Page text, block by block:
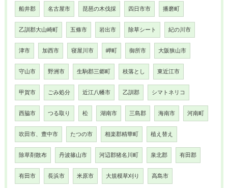
船井郡 名古屋市 琵琶の木伐採 四日市市 播磨町
乙訓郡大山崎町 五條市 岩出市 除草シート 紀の川市
津市 加西市 寝屋川市 岬町 御所市 大阪狭山市
守山市 野洲市 生駒郡三郷町 枝落とし 東近江市
甲賀市 ごみ処分 近江八幡市 乙訓郡 シマトネリコ
西脇市 つる取り 松 湖南市 三島郡 海南市 河南町
吹田市、豊中市 たつの市 相楽郡精華町 植え替え
除草剤散布 丹波篠山市 河辺郡猪名川町 泉北郡 有田郡
有田市 長浜市 米原市 大規模草刈り 高島市